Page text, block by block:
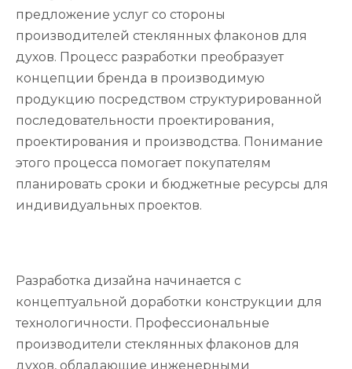
предложение услуг со стороны
производителей стеклянных флаконов для
духов. Процесс разработки преобразует
концепции бренда в производимую
продукцию посредством структурированной
последовательности проектирования,
проектирования и производства. Понимание
этого процесса помогает покупателям
планировать сроки и бюджетные ресурсы для
индивидуальных проектов.
Разработка дизайна начинается с
концептуальной доработки конструкции для
технологичности. Профессиональные
производители стеклянных флаконов для
духов, обладающие инженерными